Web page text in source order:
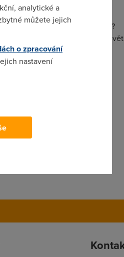
3000-2092-10039884.html?
nebezpečí hrozí stále. Jinak je
analytické a
můžete jejich
o zpracování
nastavení